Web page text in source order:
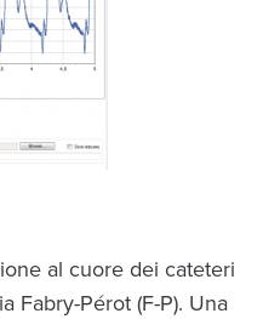
al cuore dei cateteri
Fabry-Pérot (F-P). Una